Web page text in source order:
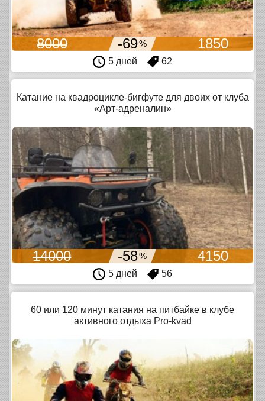
8000 -69% 1850
5 дней 62
Катание на квадроцикле-бигфуте для двоих от клуба
«Арт-адреналин»
14000 -58% 4150
5 дней 56
60 или 120 минут катания на питбайке в клубе
активного отдыха Pro-kvad